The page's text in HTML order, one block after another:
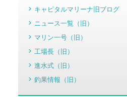
キャピタルマリーナ旧ブログ
ニュース一覧（旧）
マリン一号（旧）
工場長（旧）
進水式（旧）
釣果情報（旧）